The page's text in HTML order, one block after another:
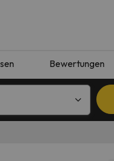
Bewertungen